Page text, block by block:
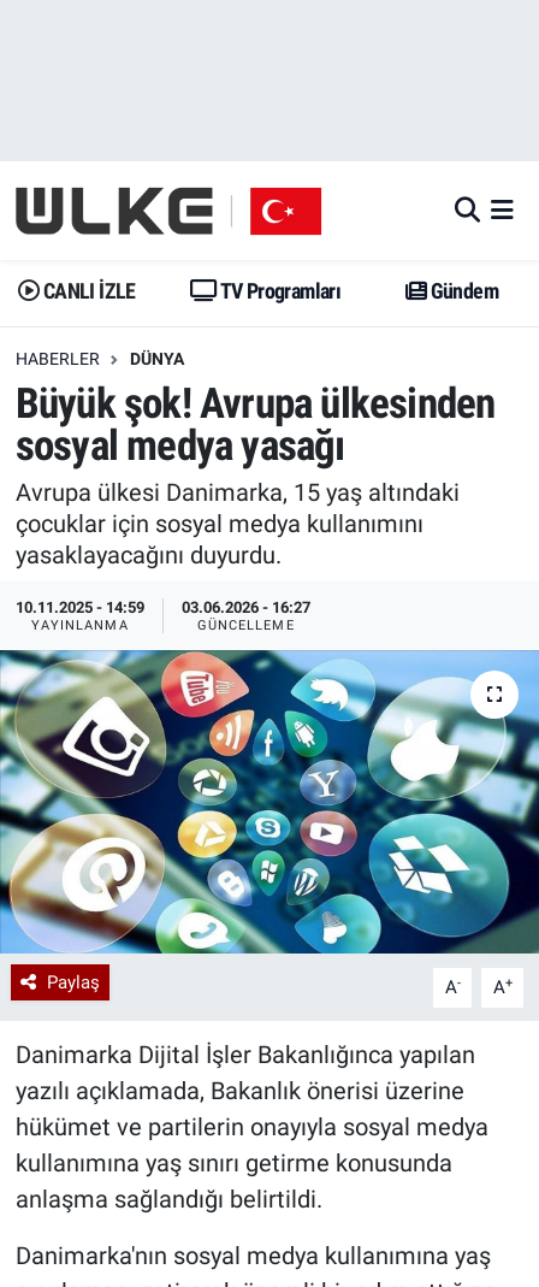
CANLI İZLE TV Programları Gündem
HABERLER DÜNYA
Büyük şok! Avrupa ülkesinden
sosyal medya yasağı
Avrupa ülkesi Danimarka, 15 yaş altındaki
çocuklar için sosyal medya kullanımını
yasaklayacağını duyurdu.
10.11.2025 - 14:59
YAYINLANMA
03.06.2026 - 16:27
GÜNCELLEME
Paylaş A- A+
Danimarka Dijital İşler Bakanlığınca yapılan
yazılı açıklamada, Bakanlık önerisi üzerine
hükümet ve partilerin onayıyla sosyal medya
kullanımına yaş sınırı getirme konusunda
anlaşma sağlandığı belirtildi.
Danimarka'nın sosyal medya kullanımına yaş
Gündem
Dünya
Erişim Bilgileri
Ekonomi
Trend
Yazarlar
Gündem
Trend
Erişim Bilgileri
Spor
Ekonomi
Medya
Özel Haberler
Kadın
Erişim Bilgileri
Sağlık
Teknoloji
İstanbul Namaz Vakitleri
Trafik Durumu
Erişim Bilgileri
Tüm Manşetler
Son Dakika Haberleri